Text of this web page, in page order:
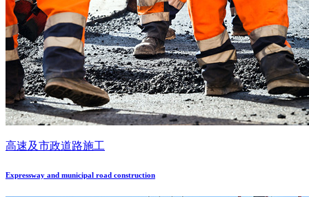
高速及市政道路施工
Expressway and municipal road construction